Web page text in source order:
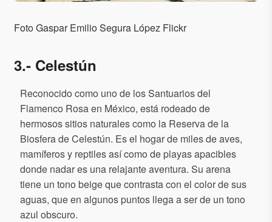
Foto Gaspar Emilio Segura López Flickr
3.- Celestún
Reconocido como uno de los Santuarios del
Flamenco Rosa en México, está rodeado de
hermosos sitios naturales como la Reserva de la
Biosfera de Celestún. Es el hogar de miles de aves,
mamíferos y reptiles así como de playas apacibles
donde nadar es una relajante aventura. Su arena
tiene un tono beige que contrasta con el color de sus
aguas, que en algunos puntos llega a ser de un tono
azul obscuro.